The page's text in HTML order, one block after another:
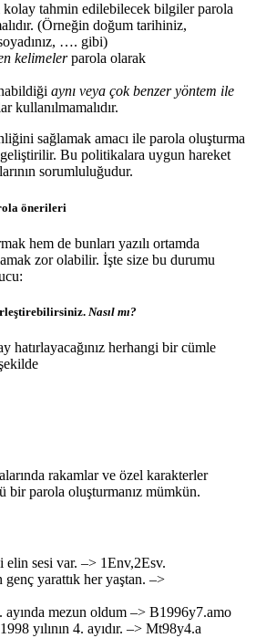
kolay tahmin edilebilecek bilgiler parola
(Örneğin doğum tarihiniz,
…. gibi)
kelimeler parola olarak
aynı veya çok benzer yöntem ile
kullanılmamalıdır.
sağlamak amacı ile parola oluşturma
Bu politikalara uygun hareket
sorumluluğudur.
önerileri
hem de bunları yazılı ortamda
zor olabilir. İşte size bu durumu
Nasıl mı?
hatırlayacağınız herhangi bir cümle
rakamlar ve özel karakterler
bir parola oluşturmanız mümkün.
sesi var. –> 1Env,2Esv.
yarattık her yaştan. –>
ayında mezun oldum –> B1996y7.amo
yılının 4. ayıdır. –> Mt98y4.a